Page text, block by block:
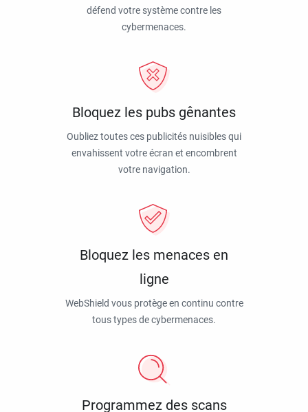
défend votre système contre les
cybermenaces.
Bloquez les pubs gênantes
Oubliez toutes ces publicités nuisibles qui
envahissent votre écran et encombrent
votre navigation.
Bloquez les menaces en
ligne
WebShield vous protège en continu contre
tous types de cybermenaces.
Programmez des scans